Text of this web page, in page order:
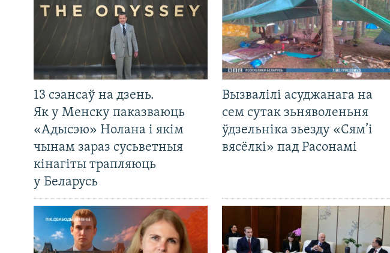
13 сэансаў на дзень.
Як у Менску паказваюць
«Адысэю» Нолана і якім
чынам зараз сусьветныя
кінагіты трапляюць
у Беларусь
Вызвалілі асуджанага на
сем сутак зьняволеньня
ўдзельніка зьезду «Сям’і
вясёлкі» пад Расонамі